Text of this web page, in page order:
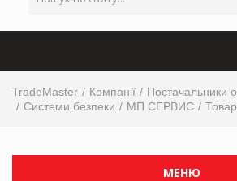
TradeMaster Компанії
Постачальники
Системи безпеки
МП СЕРВИС
МЕНЮ